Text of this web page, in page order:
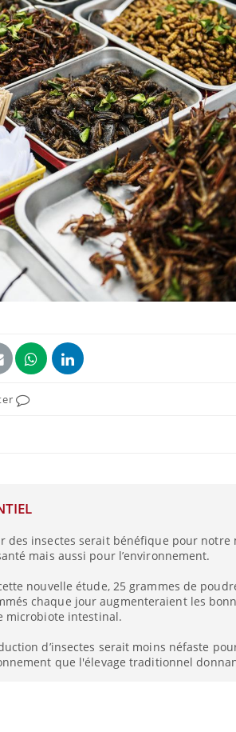
des insectes serait bénéfique pour notre
mais aussi pour l’environnement.
nouvelle étude, 25 grammes de
chaque jour augmenteraient les
microbiote intestinal.
d’insectes serait moins néfaste
que l'élevage traditionnel
Fortes
Le
freiner
cancer
de